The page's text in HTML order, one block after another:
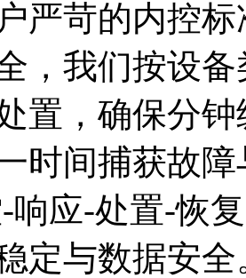
严苛的内控标
，我们按设
置，确保
一时间捕获故
应-处置-恢复
定与数据安全